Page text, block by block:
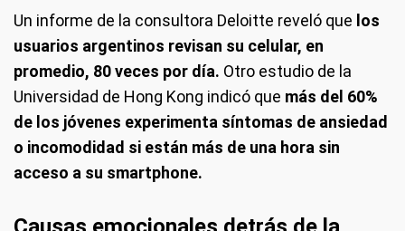
Un informe de la consultora Deloitte reveló que los
usuarios argentinos revisan su celular, en
promedio, 80 veces por día. Otro estudio de la
Universidad de Hong Kong indicó que más del 60%
de los jóvenes experimenta síntomas de ansiedad
o incomodidad si están más de una hora sin
acceso a su smartphone.